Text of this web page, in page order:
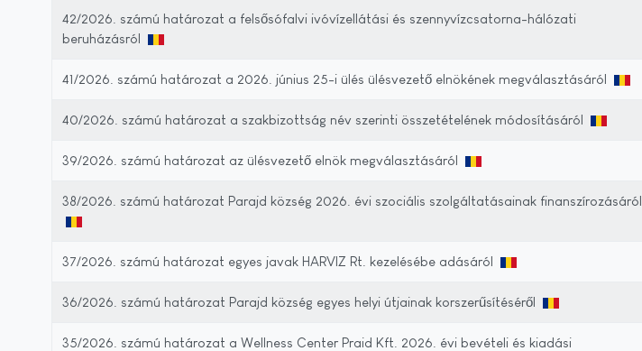
42/2026. számú határozat a felsősófalvi ivóvízellátási és szennyvízcsatorna-hálózati
beruházásról
41/2026. számú határozat a 2026. június 25-i ülés ülésvezető elnökének megválasztásáról
40/2026. számú határozat a szakbizottság név szerinti összetételének módosításáról
39/2026. számú határozat az ülésvezető elnök megválasztásáról
38/2026. számú határozat Parajd község 2026. évi szociális szolgáltatásainak finanszírozásáról
37/2026. számú határozat egyes javak HARVIZ Rt. kezelésébe adásáról
36/2026. számú határozat Parajd község egyes helyi útjainak korszerűsítéséről
35/2026. számú határozat a Wellness Center Praid Kft. 2026. évi bevételi és kiadási